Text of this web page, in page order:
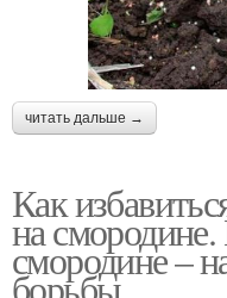
читать дальше →
Как
на
смородине –
борьбы